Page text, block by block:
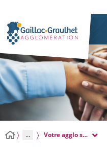
... Votre agglo s’engage